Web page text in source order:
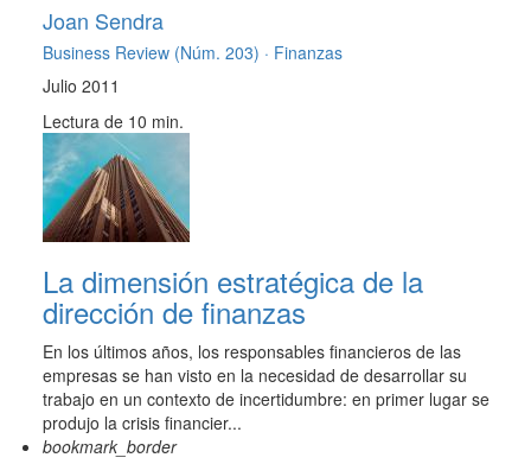
Joan Sendra
Business Review (Núm. 203) · Finanzas
Julio 2011
Lectura de 10 min.
La dimensión estratégica de la
dirección de finanzas
En los últimos años, los responsables financieros de las
empresas se han visto en la necesidad de desarrollar su
trabajo en un contexto de incertidumbre: en primer lugar se
produjo la crisis financier...
bookmark_border